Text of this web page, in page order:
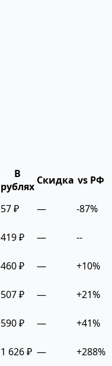
В
рублях Скидка vs РФ
57 ₽ — -87%
419 ₽ — --
460 ₽ — +10%
507 ₽ — +21%
590 ₽ — +41%
1 626 ₽ — +288%